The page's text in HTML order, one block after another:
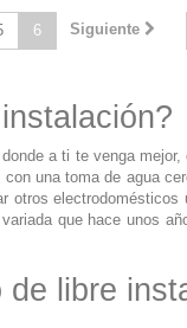
6 Siguiente
a ti te venga
con una toma de agua
que hace unos
libre